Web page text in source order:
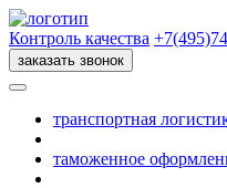
Контроль качества
заказать звонок
транспортная
таможенное